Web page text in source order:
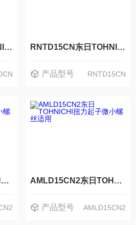
RNTD30CN东日TOHNICHI高精度高耐用扭力起子 RNTD15CN东日TOHNICHI高精度高耐用扭力起子
产品型号 RNTD15CN
AMLD30CN2东日TOHNICHI扭力起子微小螺丝适用 AMLD15CN2东日TOHNICHI扭力起子微小螺丝适用
产品型号 AMLD15CN2